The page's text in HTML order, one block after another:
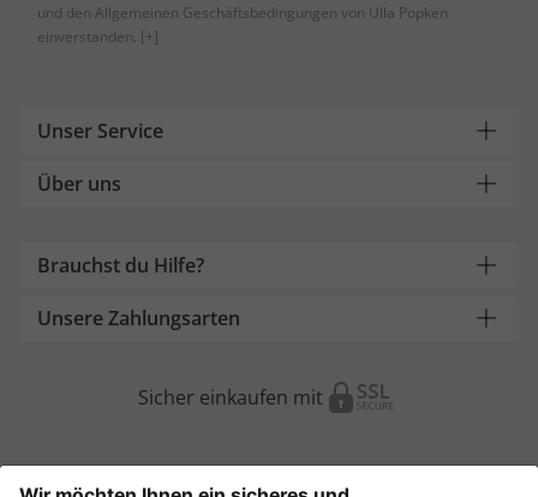
und den Allgemeinen Geschäftsbedingungen von Ulla Popken
einverstanden. [+]
Unser Service
Über uns
Brauchst du Hilfe?
Unsere Zahlungsarten
Sicher einkaufen mit
Weitere Onlineshops